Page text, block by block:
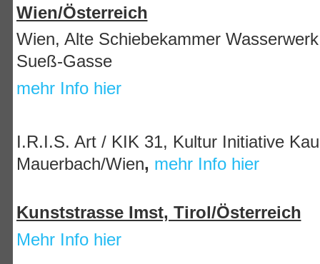
Wien/Österreich
Wien, Alte Schiebekammer
Sueß-Gasse
mehr Info hier
I.R.I.S. Art / KIK 31, Kultur Initiative
Mauerbach/Wien, mehr Info hier
Kunststrasse Imst, Tirol/Österreich
Mehr Info hier